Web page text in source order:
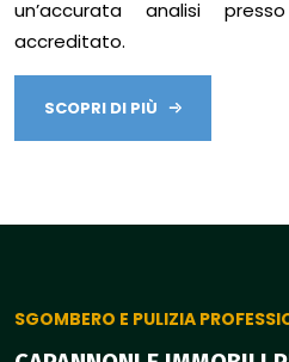
un’accurata analisi
accreditato.
SCOPRI DI PIÙ
SGOMBERO E PULIZIA